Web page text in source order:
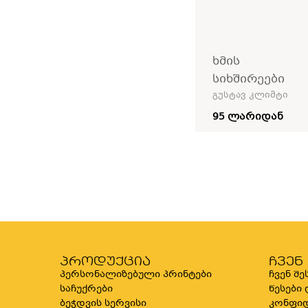
ხმის
სიხშირეები
გუსტავ კლიმტი
95 ლარიდან
პროდუქცია
პერსონალიზებული პრინტები
საჩუქრები
ბეჭდვის სერვისი
ჩვენ
ჩვენ